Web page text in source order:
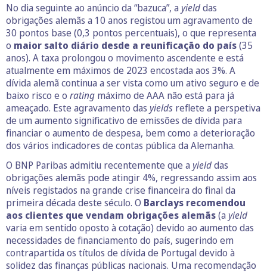
No dia seguinte ao anúncio da “bazuca”, a yielddas
obrigações alemãs a 10 anos registou um agravamento de
30 pontos base (0,3 pontos percentuais), o que representa
o maior salto diário desde a reunificação do país(35
anos). A taxa prolongou o movimento ascendente e está
atualmente em máximos de 2023 encostada aos 3%. A
dívida alemã continua a ser vista como um ativo seguro e de
baixo risco e o rating máximo de AAA não está para já
ameaçado. Este agravamento das yields reflete a perspetiva
de um aumento significativo de emissões de dívida para
financiar o aumento de despesa, bem como a deterioração
dos vários indicadores de contas pública da Alemanha.
O BNP Paribas admitiu recentemente que a yielddas
obrigações alemãs pode atingir 4%, regressando assim aos
níveis registados na grande crise financeira do final da
primeira década deste século. O Barclays recomendou
aos clientes que vendam obrigações alemãs(a yield
varia em sentido oposto à cotação) devido ao aumento das
necessidades de financiamento do país, sugerindo em
contrapartida os títulos de dívida de Portugal devido à
solidez das finanças públicas nacionais. Uma recomendação